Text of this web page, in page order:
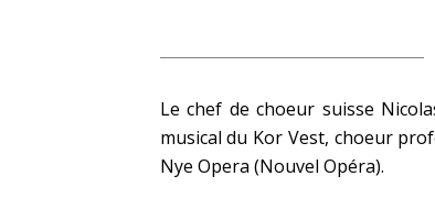
Le chef de choeur suisse
musical du Kor Vest, choeur
Nye Opera (Nouvel Opéra).